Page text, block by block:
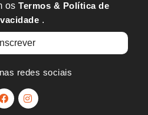
osTermos & Política de
.
redes sociais